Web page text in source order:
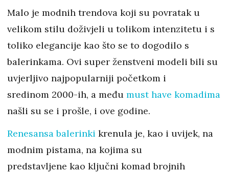
Malo je modnih trendova koji su povratak u
velikom stilu doživjeli u tolikom intenzitetu i s
toliko elegancije kao što se to dogodilo s
balerinkama. Ovi super ženstveni modeli bili su
uvjerljivo najpopularniji početkom i
sredinom 2000-ih, a među must have komadima
našli su se i prošle, i ove godine.
Renesansa balerinki krenula je, kao i uvijek, na
modnim pistama, na kojima su
predstavljene kao ključni komad brojnih